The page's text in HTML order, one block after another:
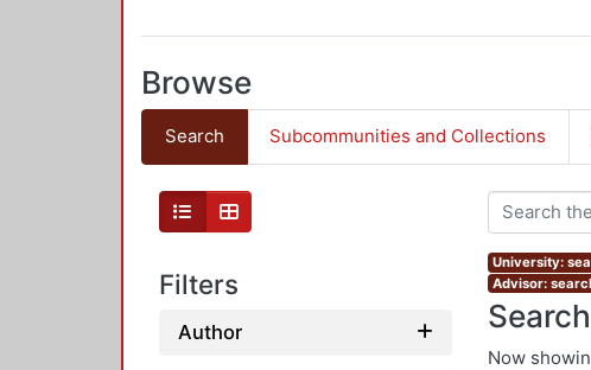
Browse
Search Subcommunities and Collections
Filters
Author
University:
Advisor:
Now